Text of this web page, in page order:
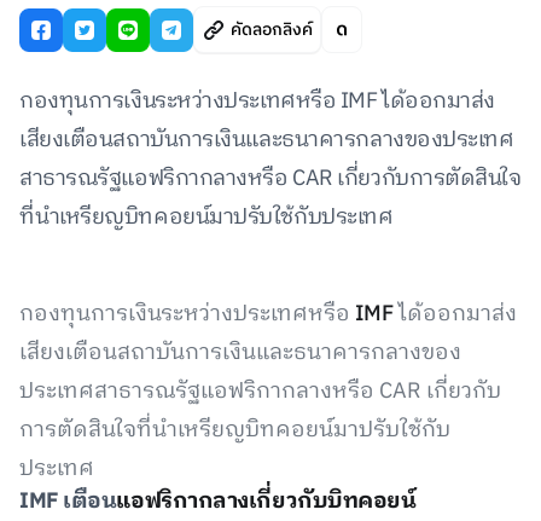
คัดลอกลิงค์
กองทุนการเงินระหว่างประเทศหรือ IMF ได้ออกมาส่ง
เสียงเตือนสถาบันการเงินและธนาคารกลางของประเทศ
สาธารณรัฐแอฟริกากลางหรือ CAR เกี่ยวกับการตัดสินใจ
ที่นำเหรียญบิทคอยน์มาปรับใช้กับประเทศ
กองทุนการเงินระหว่างประเทศหรือ IMFได้ออกมาส่ง
เสียงเตือนสถาบันการเงินและธนาคารกลางของ
ประเทศสาธารณรัฐแอฟริกากลางหรือ CAR เกี่ยวกับ
การตัดสินใจที่นำเหรียญบิทคอยน์มาปรับใช้กับ
ประเทศ
IMF เตือนแอฟริกากลางเกี่ยวกับบิทคอยน์